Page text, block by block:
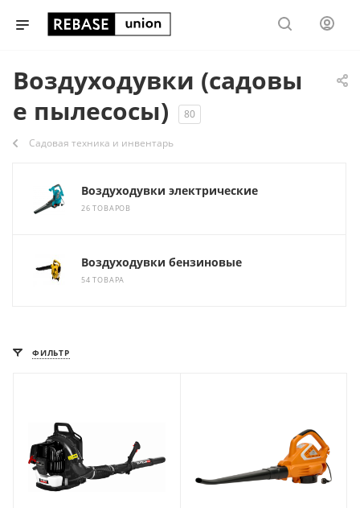
Воздуходувки (садовы
е пылесосы)
80
Садовая техника и инвентарь
Воздуходувки электрические
26 ТОВАРОВ
Воздуходувки бензиновые
54 ТОВАРА
ФИЛЬТР